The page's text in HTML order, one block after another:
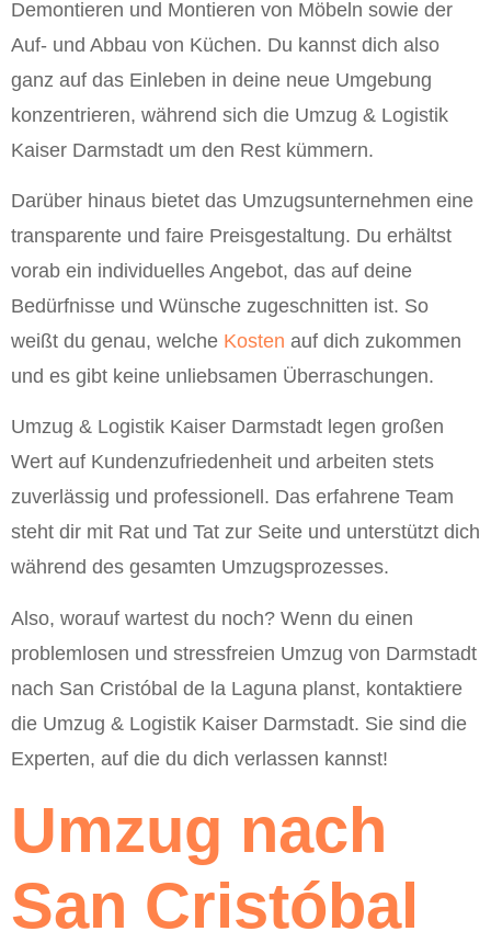
Demontieren und Montieren von Möbeln sowie der
Auf- und Abbau von Küchen. Du kannst dich also
ganz auf das Einleben in deine neue Umgebung
konzentrieren, während sich die Umzug & Logistik
Kaiser Darmstadt um den Rest kümmern.
Darüber hinaus bietet das Umzugsunternehmen eine
transparente und faire Preisgestaltung. Du erhältst
vorab ein individuelles Angebot, das auf deine
Bedürfnisse und Wünsche zugeschnitten ist. So
weißt du genau, welche Kosten auf dich zukommen
und es gibt keine unliebsamen Überraschungen.
Umzug & Logistik Kaiser Darmstadt legen großen
Wert auf Kundenzufriedenheit und arbeiten stets
zuverlässig und professionell. Das erfahrene Team
steht dir mit Rat und Tat zur Seite und unterstützt dich
während des gesamten Umzugsprozesses.
Also, worauf wartest du noch? Wenn du einen
problemlosen und stressfreien Umzug von Darmstadt
nach San Cristóbal de la Laguna planst, kontaktiere
die Umzug & Logistik Kaiser Darmstadt. Sie sind die
Experten, auf die du dich verlassen kannst!
Umzug nach
San Cristóbal